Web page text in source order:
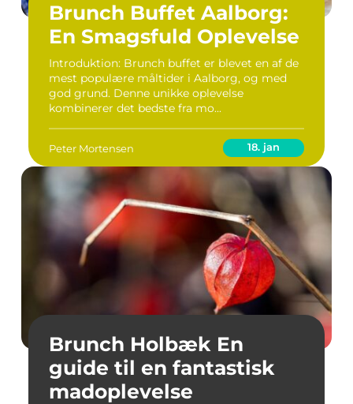
Brunch Buffet Aalborg:
En Smagsfuld Oplevelse
Introduktion: Brunch buffet er blevet en af de
mest populære måltider i Aalborg, og med
god grund. Denne unikke oplevelse
kombinerer det bedste fra mo...
Peter Mortensen 18. jan
Brunch Holbæk En
guide til en fantastisk
madoplevelse